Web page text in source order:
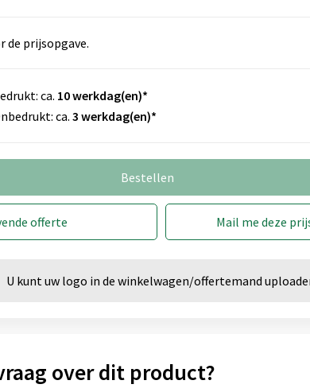
de prijsopgave.
ca. 10 werkdag(en)*
ca. 3 werkdag(en)*
Bestellen
offerte Mail me deze
U kunt uw logo in de winkelwagen/offertemand
over dit product?